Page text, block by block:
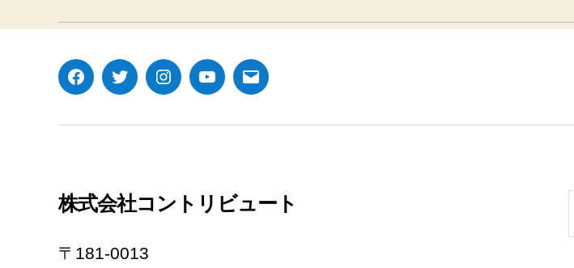
FacebookTwitter InstagramYouTube
メ
ル
株式会社コントリビュート
〒181-0013